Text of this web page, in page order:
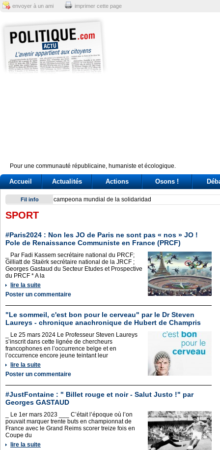
envoyer à un ami imprimer cette page
Pour une communauté républicaine, humaniste et écologique.
Accueil Actualités Actions Osons !
Fil info Exodus: West Bank hardships drive out Palestinian
SPORT
#Paris2024 : Non les JO de Paris ne sont pas « nos » JO !
Pole de Renaissance Communiste en France (PRCF)
_ Par Fadi Kassem secrétaire national du PRCF;
Gilliatt de Staërk secrétaire national de la JRCF ;
Georges Gastaud du Secteur Etudes et Prospective
du PRCF * A la
lire la suite
Poster un commentaire
"Le sommeil, c'est bon pour le cerveau" par le Dr Steven
Laureys - chronique anachronique de Hubert de Champris
_ Le 25 mars 2024 Le Professeur Steven Laureys
s’inscrit dans cette lignée de chercheurs
francophones en l’occurrence belge et en
l’occurrence encore jeune teintant leur
lire la suite
Poster un commentaire
#JustFontaine : " Billet rouge et noir - Salut Justo !" par
Georges GASTAUD
_ Le 1er mars 2023 ___ C’était l’époque où l’on
pouvait marquer trente buts en championnat de
France avec le Grand Reims scorer treize fois en
Coupe du
lire la suite